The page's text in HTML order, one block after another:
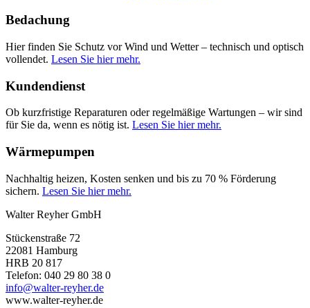
Bedachung
Hier finden Sie Schutz vor Wind und Wetter – technisch und optisch
vollendet. Lesen Sie hier mehr.
Kundendienst
Ob kurzfristige Reparaturen oder regelmäßige Wartungen – wir sind
für Sie da, wenn es nötig ist. Lesen Sie hier mehr.
Wärmepumpen
Nachhaltig heizen, Kosten senken und bis zu 70 % Förderung
sichern. Lesen Sie hier mehr.
Walter Reyher GmbH
Stückenstraße 72
22081 Hamburg
HRB 20 817
Telefon: 040 29 80 38 0
info@walter-reyher.de
www.walter-reyher.de